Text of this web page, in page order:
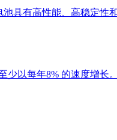
具有高性能、高稳定性
以每年8% 的速度增长